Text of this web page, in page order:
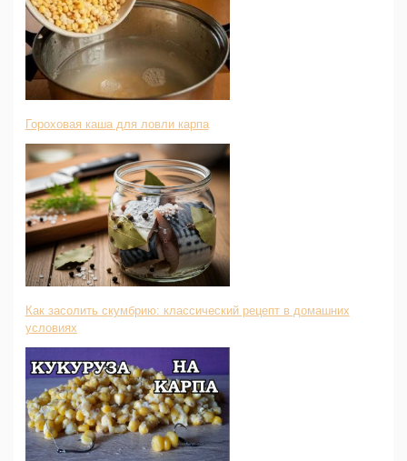
Гороховая каша для ловли карпа
Как засолить скумбрию: классический рецепт в домашних
условиях